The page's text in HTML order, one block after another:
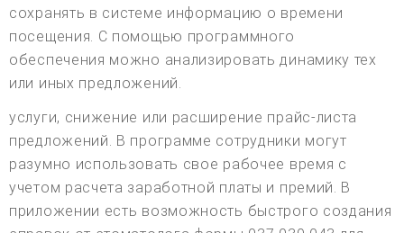
сохранять в системе информацию о времени
посещения. С помощью программного
обеспечения можно анализировать динамику тех
или иных предложений.
услуги, снижение или расширение прайс-листа
предложений. В программе сотрудники могут
разумно использовать свое рабочее время с
учетом расчета заработной платы и премий. В
приложении есть возможность быстрого создания